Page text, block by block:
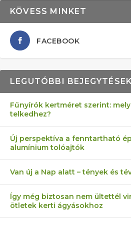
KÖVESS MINKET
FACEBOOK
LEGUTÓBBI BEJEGYTÉSEK
Fűnyírók kertméret szerint:
telkedhez?
Új perspektíva a fenntartható
alumínium tolóajtók
Van új a Nap alatt – tények és
Így még biztosan nem ültettél
ötletek kerti ágyásokhoz